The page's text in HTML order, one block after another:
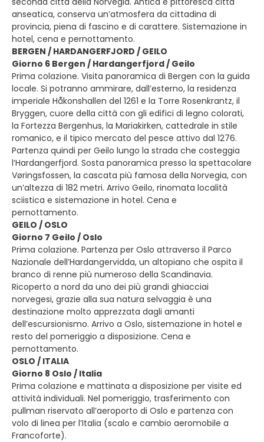
anseatica, conserva un’atmosfera da cittadina di
provincia, piena di fascino e di carattere. Sistemazione in
hotel, cena e pernottamento.
BERGEN / HARDANGERFJORD / GEILO
Giorno 6 Bergen / Hardangerfjord / Geilo
Prima colazione. Visita panoramica di Bergen con la guida
locale. Si potranno ammirare, dall’esterno, la residenza
imperiale Håkonshallen del 1261 e la Torre Rosenkrantz, il
Bryggen, cuore della città con gli edifici di legno colorati,
la Fortezza Bergenhus, la Mariakirken, cattedrale in stile
romanico, e il tipico mercato del pesce attivo dal 1276.
Partenza quindi per Geilo lungo la strada che costeggia
l’Hardangerfjord. Sosta panoramica presso la spettacolare
Vøringsfossen, la cascata più famosa della Norvegia, con
un’altezza di 182 metri. Arrivo Geilo, rinomata località
sciistica e sistemazione in hotel. Cena e
pernottamento.
GEILO / OSLO
Giorno 7 Geilo / Oslo
Prima colazione. Partenza per Oslo attraverso il Parco
Nazionale dell’Hardangervidda, un altopiano che ospita il
branco di renne più numeroso della Scandinavia.
Ricoperto a nord da uno dei più grandi ghiacciai
norvegesi, grazie alla sua natura selvaggia è una
destinazione molto apprezzata dagli amanti
dell’escursionismo. Arrivo a Oslo, sistemazione in hotel e
resto del pomeriggio a disposizione. Cena e
pernottamento.
OSLO / ITALIA
Giorno 8 Oslo / Italia
Prima colazione e mattinata a disposizione per visite ed
attività individuali. Nel pomeriggio, trasferimento con
pullman riservato all’aeroporto di Oslo e partenza con
volo di linea per l’Italia (scalo e cambio aeromobile a
Francoforte).